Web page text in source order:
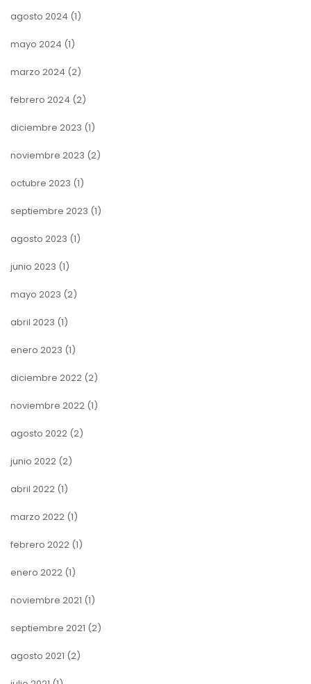
agosto 2024 (1)
mayo 2024 (1)
marzo 2024 (2)
febrero 2024 (2)
diciembre 2023 (1)
noviembre 2023 (2)
octubre 2023 (1)
septiembre 2023 (1)
agosto 2023 (1)
junio 2023 (1)
mayo 2023 (2)
abril 2023 (1)
enero 2023 (1)
diciembre 2022 (2)
noviembre 2022 (1)
agosto 2022 (2)
junio 2022 (2)
abril 2022 (1)
marzo 2022 (1)
febrero 2022 (1)
enero 2022 (1)
noviembre 2021 (1)
septiembre 2021 (2)
agosto 2021 (2)